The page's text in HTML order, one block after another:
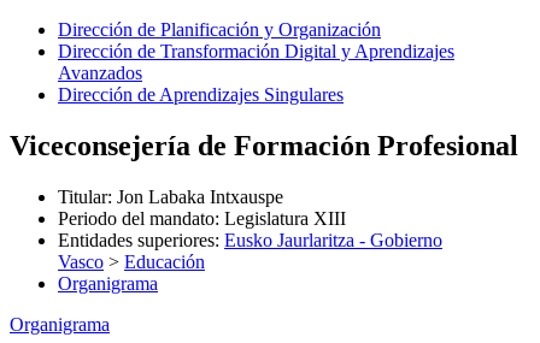
Dirección de Planificación y Organización
Dirección de Transformación Digital y Aprendizajes
Avanzados
Dirección de Aprendizajes Singulares
Viceconsejería de Formación Profesional
Titular: Jon Labaka Intxauspe
Periodo del mandato: Legislatura XIII
Entidades superiores: Eusko Jaurlaritza - Gobierno
Vasco > Educación
Organigrama
Organigrama